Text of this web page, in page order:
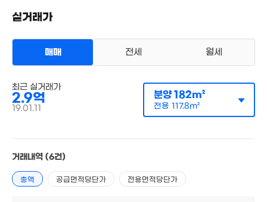
매매 2억 9000만원
전용118m²
실거래가
매매 전세 월세
최근 실거래가
2.9억
19.01.11
분양182m²
전용 117.8m²
거래내역 (6건)
총액 공급면적당단가 전용면적당단가